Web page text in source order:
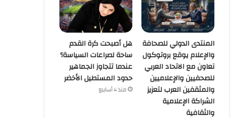
المنتدى الدولي للصحافة
والإعلام يوقع بروتوكول
تعاون مع الاتحاد العربي
للصحفيين والإعلاميين
والمثقفين العرب لتعزيز
الشراكة الإعلامية
والثقافية
هل أصبحت كرة القدم
ساحة لصراعات السياسة؟
عندما تتجاوز الجماهير
حدود المستطيل الأخضر
منذ 4 أسابيع